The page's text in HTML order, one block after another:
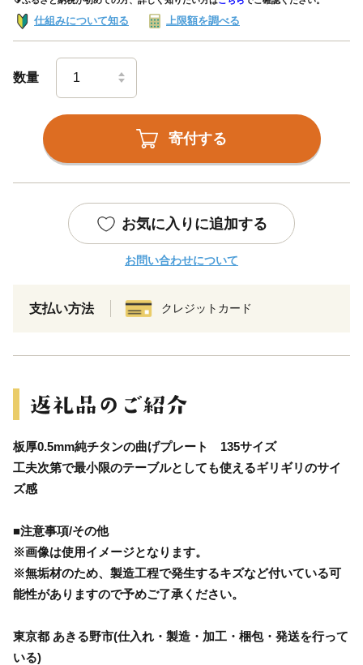
仕組みについて知る 上限額を調べる
数量
寄付する
お気に入りに追加する
お問い合わせについて
支払い方法 クレジットカード
板厚0.5mm純チタンの曲げプレート 135サイズ
工夫次第で最小限のテーブルとしても使えるギリギリのサイ
ズ感
■注意事項/その他
※画像は使用イメージとなります。
※無垢材のため、製造工程で発生するキズなど付いている可
能性がありますので予めご了承ください。
東京都 あきる野市(仕入れ・製造・加工・梱包・発送を行って
いる)